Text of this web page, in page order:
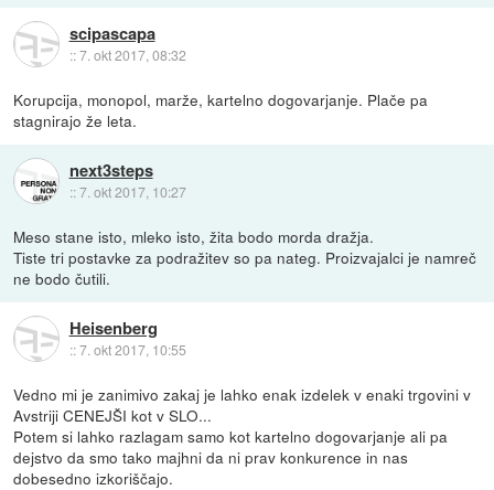
scipascapa
::7. okt 2017, 08:32
Korupcija, monopol, marže, kartelno dogovarjanje. Plače pa
stagnirajo že leta.
next3steps
::7. okt 2017, 10:27
Meso stane isto, mleko isto, žita bodo morda dražja.
Tiste tri postavke za podražitev so pa nateg. Proizvajalci je namreč
ne bodo čutili.
Heisenberg
::7. okt 2017, 10:55
Vedno mi je zanimivo zakaj je lahko enak izdelek v enaki trgovini v
Avstriji CENEJŠI kot v SLO...
Potem si lahko razlagam samo kot kartelno dogovarjanje ali pa
dejstvo da smo tako majhni da ni prav konkurence in nas
dobesedno izkoriščajo.